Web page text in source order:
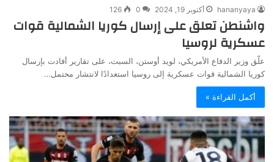
hananyaya أكتوبر 19, 2024 0
126
واشنطن تعلق على إرسال كوريا الشمالية قوات
عسكرية لروسيا
علّق وزير الدفاع الأمريكي، لويد أوستن، السبت، على تقارير أفادت بإرسال
كوريا الشمالية قوات عسكرية إلى روسيا استعدادًا لانتشار محتمل…
أكمل القراءة »